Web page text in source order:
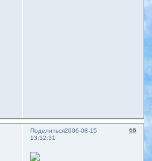
Поделиться 66
2006-08-15
13:32:31